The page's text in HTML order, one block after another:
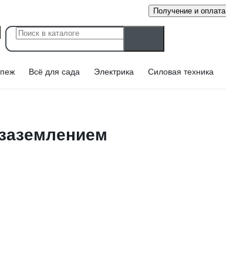
Получение и оплата
Всё для сада Электрика Силовая техника